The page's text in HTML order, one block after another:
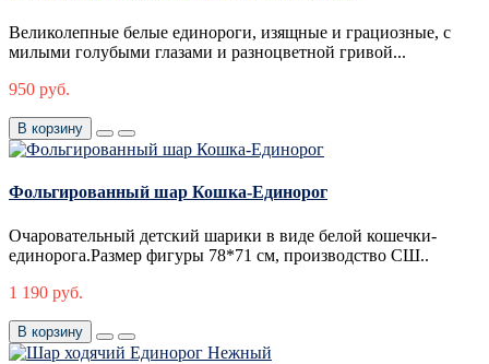
Великолепные белые единороги, изящные и грациозные, с
милыми голубыми глазами и разноцветной гривой...
950 руб.
В корзину
Фольгированный шар Кошка-Единорог
Очаровательный детский шарики в виде белой кошечки-
единорога.Размер фигуры 78*71 см, производство СШ..
1 190 руб.
В корзину